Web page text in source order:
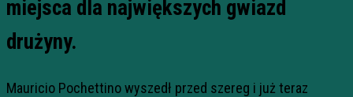
miejsca dla największych gwiazd
drużyny.
Mauricio Pochettino wyszedł przed szereg i już teraz